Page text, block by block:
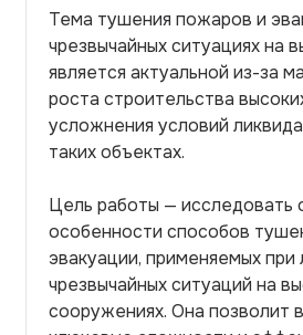
Тема тушения пожаров и
чрезвычайных ситуациях на
является актуальной из-за
роста строительства
усложнения условий
таких объектах.
Цель работы — исследовать
особенности способов
эвакуации, применяемых при
чрезвычайных ситуаций на
сооружениях. Она позволит